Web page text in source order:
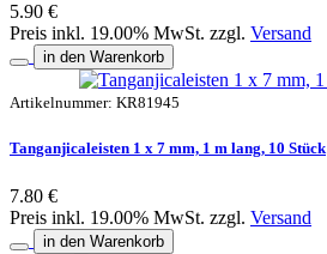
5.90 €
Preis inkl. 19.00% MwSt. zzgl. Versand
in den Warenkorb
Artikelnummer: KR81945
Tanganjicaleisten 1 x 7 mm, 1 m lang, 10 Stück
7.80 €
Preis inkl. 19.00% MwSt. zzgl. Versand
in den Warenkorb